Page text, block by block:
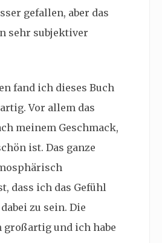
gefallen, aber das
sehr subjektiver
fand ich dieses Buch
Vor allem das
meinem Geschmack,
ist. Das ganze
dass ich das Gefühl
zu sein. Die
großartig und ich habe